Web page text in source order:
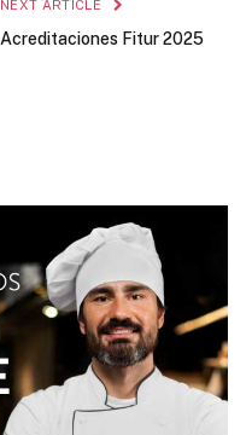
NEXT ARTICLE
Acreditaciones Fitur 2025